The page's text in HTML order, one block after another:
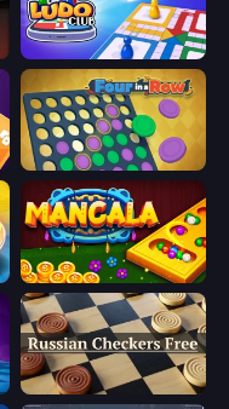
Ludo Club
Four in a Row
Mancala Online
Russian Checkers Free